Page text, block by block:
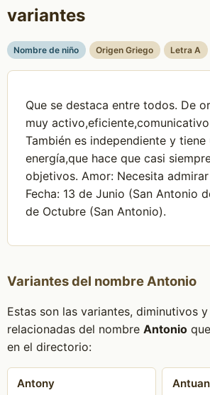
variantes
Nombre de niño Origen Griego Letra A
Que se destaca entre todos. De
muy
También es independiente y tiene
energía,que hace que casi
objetivos. Amor: Necesita
Fecha: 13 de Junio (San Antonio
de Octubre (San Antonio).
Variantes del nombre Antonio
Estas son las variantes, diminutivos
relacionadas del nombre Antonio
en el directorio:
Antony Antuan